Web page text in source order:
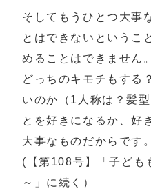
そしてもうひとつ大事
とはできないというこ
めることはできません
どっちのキモチもする
いのか（1人称は？髪
とを好きになるか、好
大事なものだからです。
(【第108号】「子ども
～」に続く）